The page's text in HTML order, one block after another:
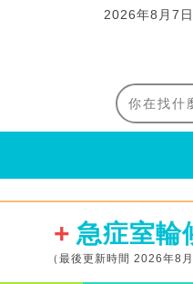
2026年8月7
急症室輪
（最後更新時間 2026年8